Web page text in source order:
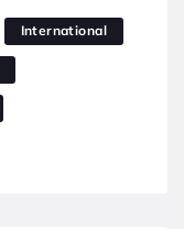
International